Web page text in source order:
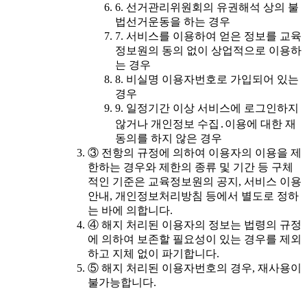
6. 선거관리위원회의 유권해석 상의 불
법선거운동을 하는 경우
7. 서비스를 이용하여 얻은 정보를 교육
정보원의 동의 없이 상업적으로 이용하
는 경우
8. 비실명 이용자번호로 가입되어 있는
경우
9. 일정기간 이상 서비스에 로그인하지
않거나 개인정보 수집․이용에 대한 재
동의를 하지 않은 경우
③ 전항의 규정에 의하여 이용자의 이용을 제
한하는 경우와 제한의 종류 및 기간 등 구체
적인 기준은 교육정보원의 공지, 서비스 이용
안내, 개인정보처리방침 등에서 별도로 정하
는 바에 의합니다.
④ 해지 처리된 이용자의 정보는 법령의 규정
에 의하여 보존할 필요성이 있는 경우를 제외
하고 지체 없이 파기합니다.
⑤ 해지 처리된 이용자번호의 경우, 재사용이
불가능합니다.